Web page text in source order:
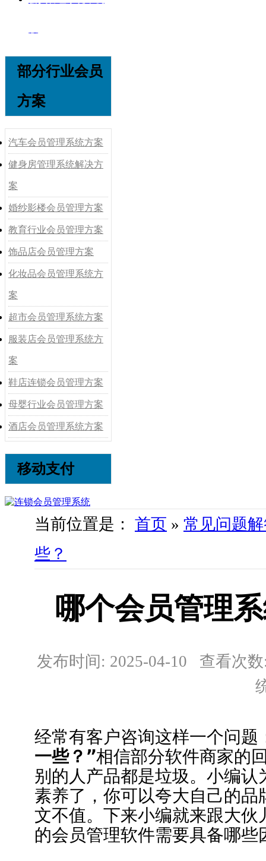
部分行业会员
方案
汽车会员管理系统方案
健身房管理系统解决方
案
婚纱影楼会员管理方案
教育行业会员管理方案
饰品店会员管理方案
化妆品会员管理系统方
案
超市会员管理系统方案
服装店会员管理系统方
案
鞋店连锁会员管理方案
母婴行业会员管理方案
酒店会员管理系统方案
移动支付
当前位置是： 首页 » 常见问题
些？
哪个会员管理
发布时间: 2025-04-10 查看次
经常有客户咨询这样一个问题
一些？”相信部分软件商家的
别的人产品都是垃圾。小编
素养了，你可以夸大自己的
文不值。下来小编就来跟大
的会员管理软件需要具备哪些